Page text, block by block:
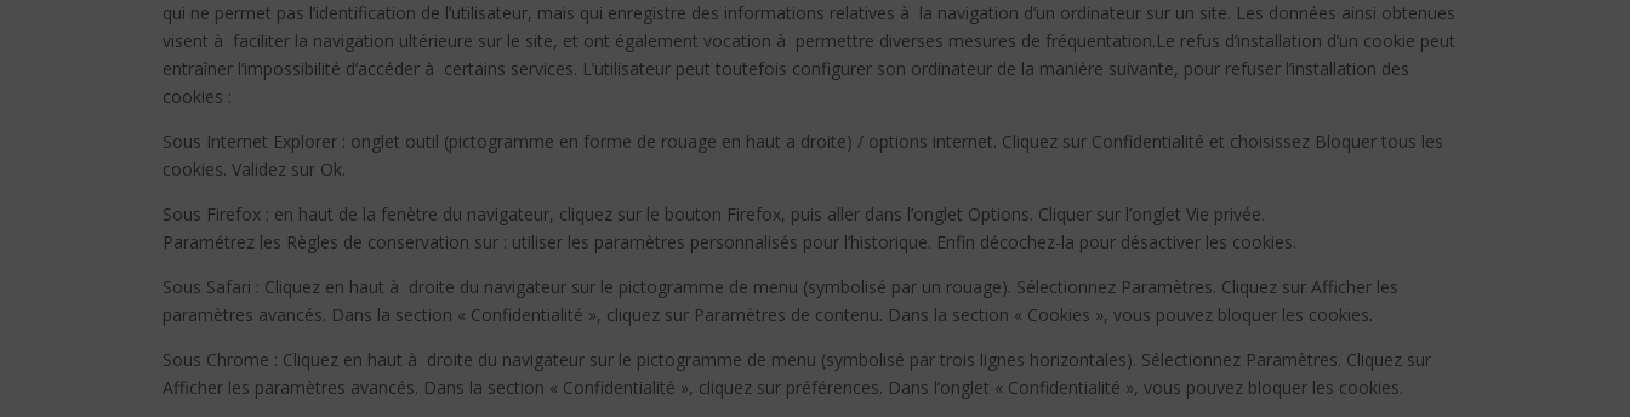
qui ne permet pas l’identification de l’utilisateur, mais qui enregistre des informations relatives à la navigation d’un ordinateur sur un site. Les données ainsi obtenues
visent à faciliter la navigation ultérieure sur le site, et ont également vocation à permettre diverses mesures de fréquentation.Le refus d’installation d’un cookie peut
entraîner l’impossibilité d’accéder à certains services. L’utilisateur peut toutefois configurer son ordinateur de la manière suivante, pour refuser l’installation des
cookies :
Sous Internet Explorer : onglet outil (pictogramme en forme de rouage en haut a droite) / options internet. Cliquez sur Confidentialité et choisissez Bloquer tous les
cookies. Validez sur Ok.
Sous Firefox : en haut de la fenètre du navigateur, cliquez sur le bouton Firefox, puis aller dans l’onglet Options. Cliquer sur l’onglet Vie privée.
Paramétrez les Règles de conservation sur : utiliser les paramètres personnalisés pour l’historique. Enfin décochez-la pour désactiver les cookies.
Sous Safari : Cliquez en haut à droite du navigateur sur le pictogramme de menu (symbolisé par un rouage). Sélectionnez Paramètres. Cliquez sur Afficher les
paramètres avancés. Dans la section « Confidentialité », cliquez sur Paramètres de contenu. Dans la section « Cookies », vous pouvez bloquer les cookies.
Sous Chrome : Cliquez en haut à droite du navigateur sur le pictogramme de menu (symbolisé par trois lignes horizontales). Sélectionnez Paramètres. Cliquez sur
Afficher les paramètres avancés. Dans la section « Confidentialité », cliquez sur préférences. Dans l’onglet « Confidentialité », vous pouvez bloquer les cookies.